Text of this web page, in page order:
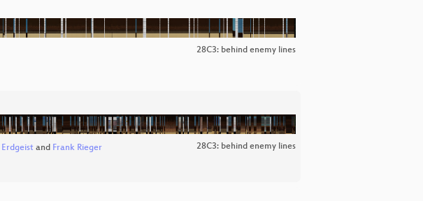
28C3: behind enemy lines
Erdgeist and Frank Rieger 28C3: behind enemy lines